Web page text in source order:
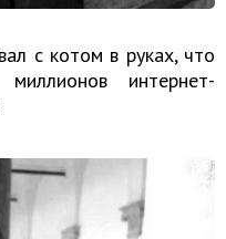
с котом в руках, что
интернет-